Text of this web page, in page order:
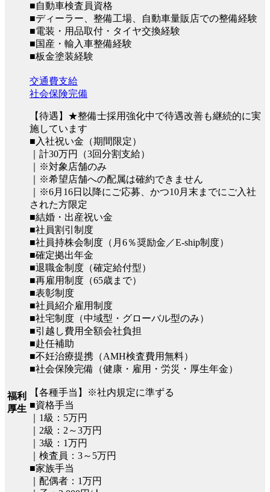
■自動車検査員資格
■ディーラー、整備工場、自動車量販店での整備経験
■電装・用品取付・タイヤ交換経験
■国産・輸入車整備経験
■板金塗装経験
福利
厚生
交通費支給
社会保険完備
【待遇】★整備士採用強化中で待遇改善も継続的に実
施しています
■入社祝い金（期間限定）
｜計30万円（3回分割支給）
｜※対象店舗のみ
｜※希望店舗への配属は確約できません
｜※6月16日以降にご応募、かつ10月末までにご入社
された方限定
■結婚・出産祝い金
■社員割引制度
■社員持株会制度（月6％奨励金／E-ship制度）
■確定拠出年金
■退職金制度（確定給付型）
■再雇用制度（65歳まで）
■表彰制度
■社員紹介雇用制度
■社宅制度（中域型・グローバル型のみ）
■引越し費用全額会社負担
■赴任補助
■不妊治療提携（AMH検査費用無料）
■社会保険完備（健康・雇用・労災・厚生年金）
【各種手当】※社内規定に準ずる
■資格手当
｜1級：5万円
｜2級：2～3万円
｜3級：1万円
｜検査員：3～5万円
■家族手当
｜配偶者：1万円